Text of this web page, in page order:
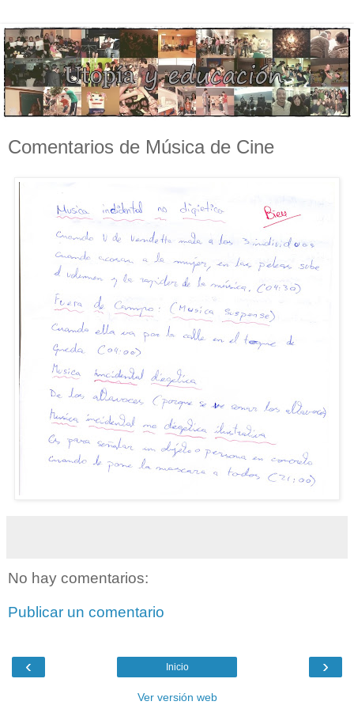
Comentarios de Música de Cine
No hay comentarios:
Publicar un comentario
‹ ›
Inicio
Ver versión web